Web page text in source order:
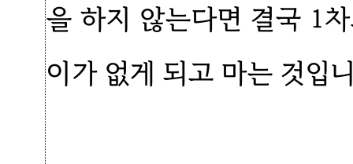
을 하지 않는다면 결국 1
이가 없게 되고 마는 것입